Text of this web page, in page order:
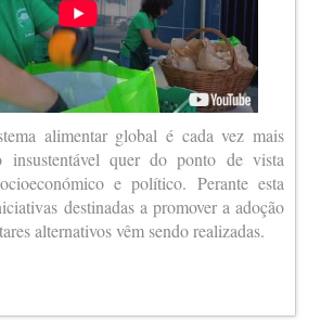
alimentar global é cada vez mais
insustentável quer do ponto de vista
e político. Perante esta
destinadas a promover a adoção
alternativos vêm sendo realizadas.